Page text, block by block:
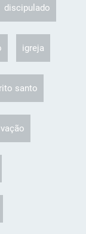
discipulado
igreja
santo